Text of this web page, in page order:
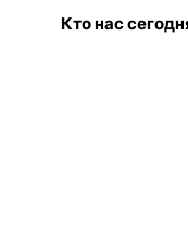
Кто нас